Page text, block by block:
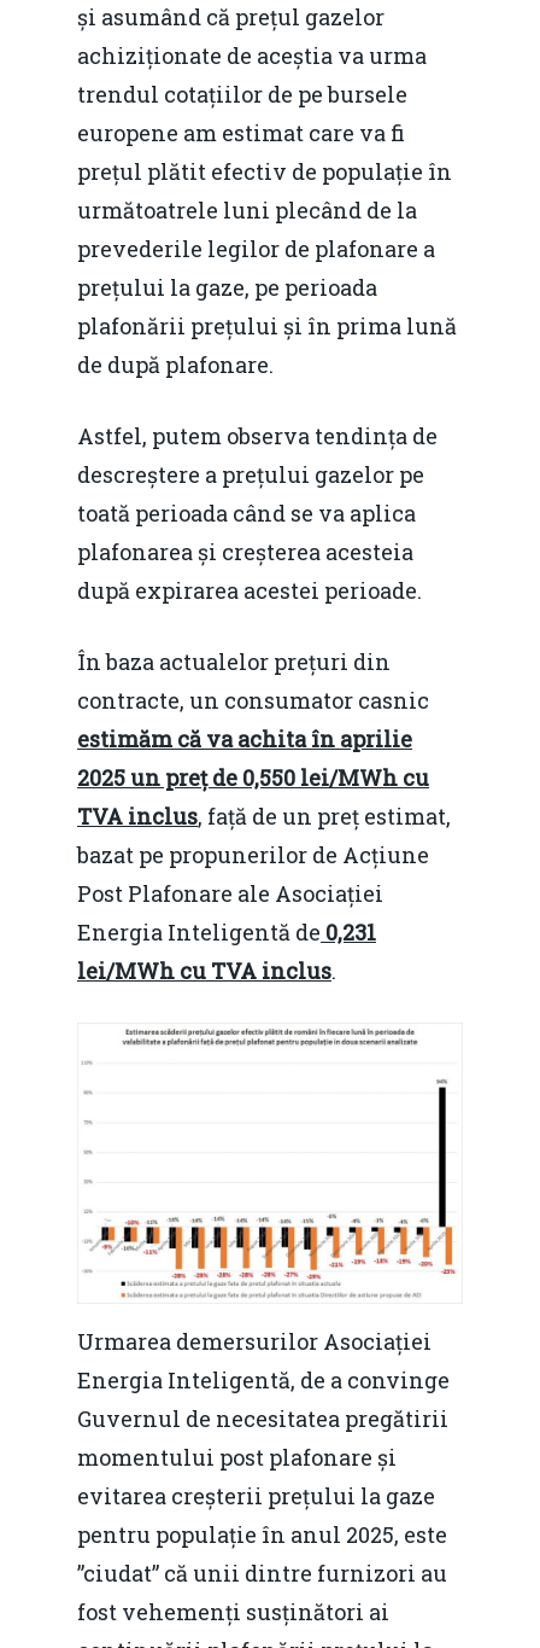
și asumând că prețul gazelor
achiziționate de aceștia va urma
trendul cotațiilor de pe bursele
europene am estimat care va fi
prețul plătit efectiv de populație în
următoatrele luni plecând de la
prevederile legilor de plafonare a
prețului la gaze, pe perioada
plafonării prețului și în prima lună
de după plafonare.
Astfel, putem observa tendința de
descreștere a prețului gazelor pe
toată perioada când se va aplica
plafonarea și creșterea acesteia
după expirarea acestei perioade.
În baza actualelor prețuri din
contracte, un consumator casnic
estimăm că va achita în aprilie
2025 un preț de 0,550 lei/MWh cu
TVA inclus, față de un preț estimat,
bazat pe propunerilor de Acțiune
Post Plafonare ale Asociației
Energia Inteligentă de 0,231
lei/MWh cu TVA inclus.
Urmarea demersurilor Asociației
Energia Inteligentă, de a convinge
Guvernul de necesitatea pregătirii
momentului post plafonare și
evitarea creșterii prețului la gaze
pentru populație în anul 2025, este
”ciudat” că unii dintre furnizori au
fost vehemenți susținători ai